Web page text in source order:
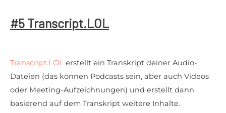
#5 Transcript.LOL
Transcript.LOL erstellt ein Transkript deiner Audio-
Dateien (das können Podcasts sein, aber auch Videos
oder Meeting-Aufzeichnungen) und erstellt dann
basierend auf dem Transkript weitere Inhalte.